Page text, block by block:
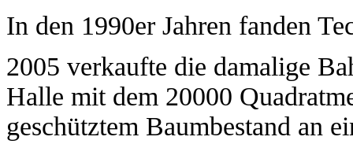
In den 1990er Jahren fanden
2005 verkaufte die damalige
Halle mit dem 20000
geschütztem Baumbestand an